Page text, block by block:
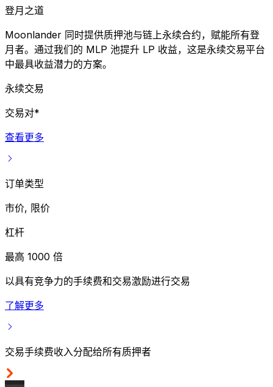
登月之道
Moonlander 同时提供质押池与链上永续合约，赋能所有登
月者。通过我们的 MLP 池提升 LP 收益，这是永续交易平台
中最具收益潜力的方案。
永续交易
交易对*
查看更多
订单类型
市价, 限价
杠杆
最高 1000 倍
以具有竞争力的手续费和交易激励进行交易
了解更多
交易手续费收入分配给所有质押者